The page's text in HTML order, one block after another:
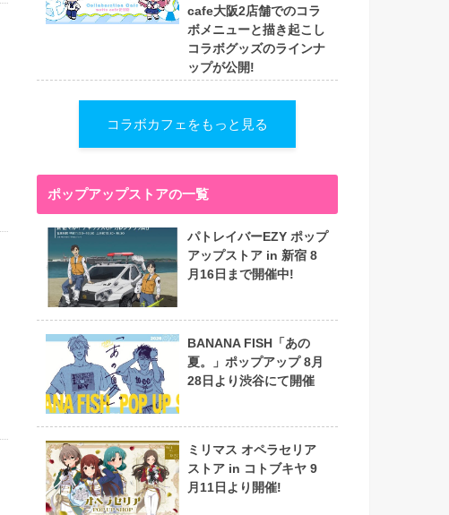
cafe大阪2店舗でのコラ
ボメニューと描き起こし
コラボグッズのラインナ
ップが公開!
コラボカフェをもっと見る
ポップアップストアの一覧
パトレイバーEZY ポップ
アップストア in 新宿 8
月16日まで開催中!
BANANA FISH「あの
夏。」ポップアップ 8月
28日より渋谷にて開催
ミリマス オペラセリア
ストア in コトブキヤ 9
月11日より開催!